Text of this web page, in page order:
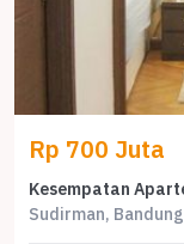
Rp 700 Juta
Sudirman, Bandung